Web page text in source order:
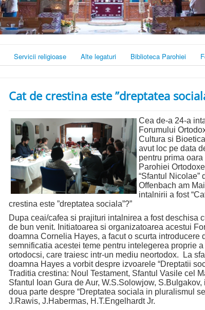
Servicii religioase Alte legaturi Biblioteca Parohiei
Cat de crestina este ”dreptatea
Cea de-a 24-a
Forumului
Cultura si
avut loc pe data
pentru prima
Parohiei
“Sfantul Nicolae”
Offenbach am
intalnirii a fost
crestina este ”dreptatea sociala”?”
Dupa ceai/cafea si prajituri intalnirea a fost deschisa
de bun venit. Initiatoarea si organizatoarea acestui
doamna Cornelia Hayes, a facut o scurta introducere
semnificatia acestei teme pentru intelegerea proprie
ortodocsi, care traiesc intr-un mediu neortodox. La
doamna Hayes a vorbit despre izvoarele “Dreptatii
Traditia crestina: Noul Testament, Sfantul Vasile cel
Sfantul Ioan Gura de Aur, W.S.Solowjow, S.Bulgakov,
doua parte despre “Dreptatea sociala in pluralismul
J.Rawis, J.Habermas, H.T.Engelhardt Jr.